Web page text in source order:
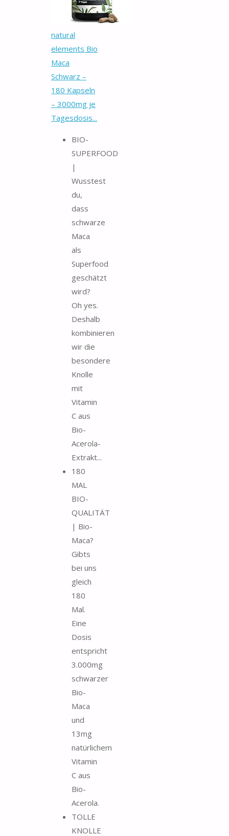
natural
elements Bio
Maca
Schwarz –
180 Kapseln
– 3000mg je
Tagesdosis...
BIO-
SUPERFOOD
|
Wusstest
du,
dass
schwarze
Maca
als
Superfood
geschätzt
wird?
Oh yes.
Deshalb
kombinieren
wir die
besondere
Knolle
mit
Vitamin
C aus
Bio-
Acerola-
Extrakt...
180
MAL
BIO-
QUALITÄT
| Bio-
Maca?
Gibts
bei uns
gleich
180
Mal.
Eine
Dosis
entspricht
3.000mg
schwarzer
Bio-
Maca
und
13mg
natürlichem
Vitamin
C aus
Bio-
Acerola.
TOLLE
KNOLLE